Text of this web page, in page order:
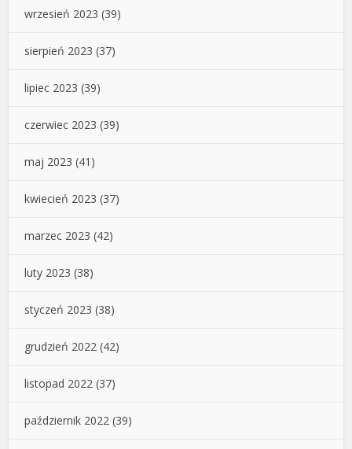
wrzesień 2023 (39)
sierpień 2023 (37)
lipiec 2023 (39)
czerwiec 2023 (39)
maj 2023 (41)
kwiecień 2023 (37)
marzec 2023 (42)
luty 2023 (38)
styczeń 2023 (38)
grudzień 2022 (42)
listopad 2022 (37)
październik 2022 (39)